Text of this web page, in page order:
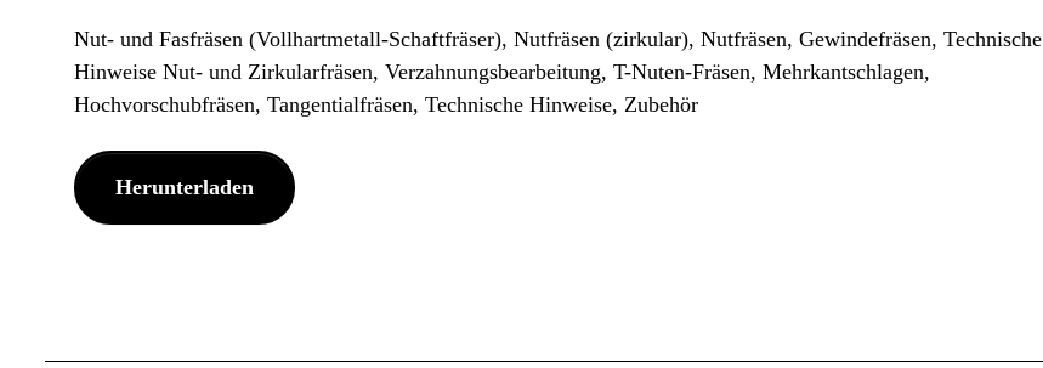
Nut- und Fasfräsen (Vollhartmetall-Schaftfräser), Nutfräsen (zirkular), Nutfräsen, Gewindefräsen, Technische
Hinweise Nut- und Zirkularfräsen, Verzahnungsbearbeitung, T-Nuten-Fräsen, Mehrkantschlagen,
Hochvorschubfräsen, Tangentialfräsen, Technische Hinweise, Zubehör
Herunterladen